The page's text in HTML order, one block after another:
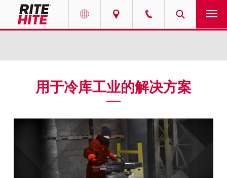
AMERICAS
English
Portuguese
解决方案
走进瑞泰
联系我们
用于冷库工业的解决方案